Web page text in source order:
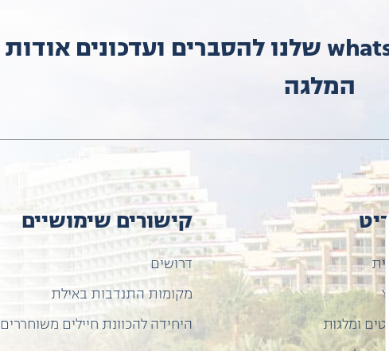
הצטרפו לקבוצת ה-whatsapp שלנו להסברים ועדכונים אודות
המלגה
ומלגות
קישורים שימושיים
דרושים
מקומות התנדבות באילת
היחידה להכוונת חיילים משוחררים